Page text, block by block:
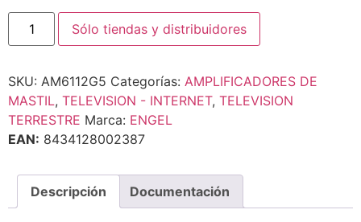
Sólo tiendas y distribuidores
SKU: AM6112G5 Categorías: AMPLIFICADORES DE
MASTIL, TELEVISION - INTERNET, TELEVISION
TERRESTRE Marca: ENGEL
EAN: 8434128002387
Descripción Documentación